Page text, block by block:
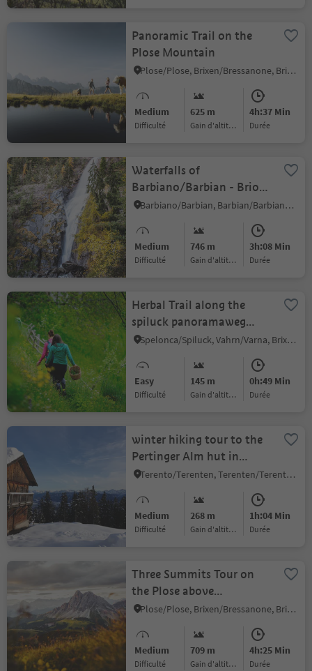
Panoramic Trail on the
Plose Mountain
Plose/Plose, Brixen/Bressanone, Brixen/Bressanone and environs
Medium
Difficulté
625 m
Gain d'altitude
4h:37 Min
durée
Waterfalls of
Barbiano/Barbian - Briol
and Trechiese/Dreikirchen
Barbiano/Barbian, Barbian/Barbiano, Brixen/Bressanone and environs
Medium
Difficulté
746 m
Gain d'altitude
3h:08 Min
durée
Herbal Trail along the
spiluck panoramaweg
path
Spelonca/Spiluck, Vahrn/Varna, Brixen/Bressanone and environs
Easy
Difficulté
145 m
Gain d'altitude
0h:49 Min
durée
winter hiking tour to the
Pertinger Alm hut in
Terenten
Terento/Terenten, Terenten/Terento, Brixen/Bressanone and environs
Medium
Difficulté
268 m
Gain d'altitude
1h:04 Min
durée
Three Summits Tour on
the Plose above
Bressanone/Brixen
Plose/Plose, Brixen/Bressanone, Brixen/Bressanone and environs
Medium
Difficulté
709 m
Gain d'altitude
4h:25 Min
durée